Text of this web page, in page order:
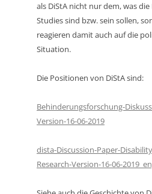
LIST,
SENSIBLE
TAUTTER,
als DiStA nicht nur dem, was
Studies sind bzw. sein sollen,
reagieren damit auch auf die
Situation.
Die Positionen von DiStA sind:
Behinderungsforschung-
Version-16-06-2019
dista-Discussion-Paper-
Research-Version-16-06-